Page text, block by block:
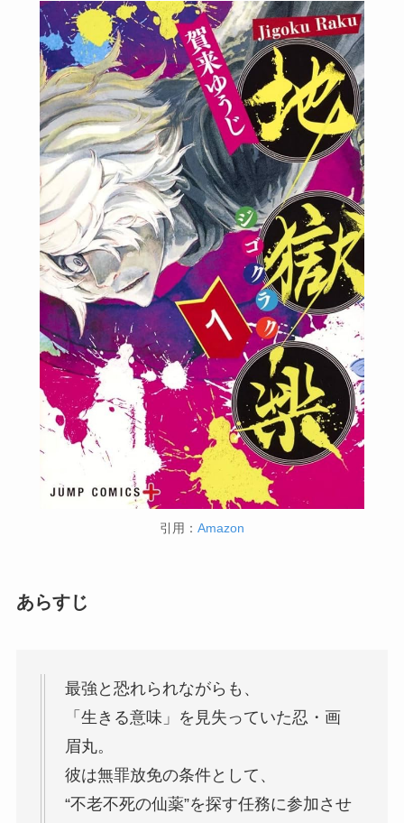
引用： Amazon
あらすじ
最強と恐れられながらも、
「生きる意味」を見失っていた忍・画
眉丸。
彼は無罪放免の条件として、
“不老不死の仙薬”を探す任務に参加させ